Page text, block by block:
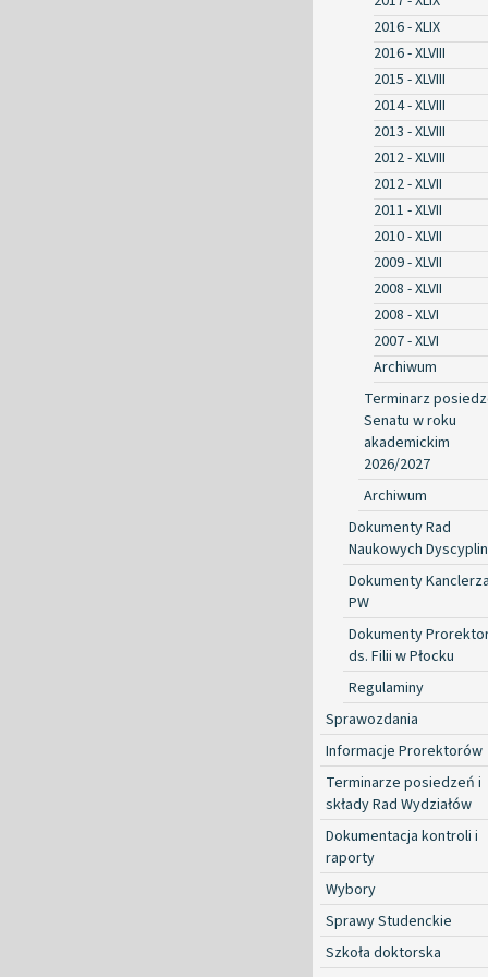
2016 - XLIX
2016 - XLVIII
2015 - XLVIII
2014 - XLVIII
2013 - XLVIII
2012 - XLVIII
2012 - XLVII
2011 - XLVII
2010 - XLVII
2009 - XLVII
2008 - XLVII
2008 - XLVI
2007 - XLVI
Archiwum
Terminarz
Senatu w roku
akademickim
2026/2027
Archiwum
Dokumenty Rad
Naukowych Dyscyplin
Dokumenty
PW
Dokumenty
ds. Filii w Płocku
Regulaminy
Sprawozdania
Informacje Prorektorów
Terminarze posiedzeń i
składy Rad Wydziałów
Dokumentacja kontroli i
raporty
Wybory
Sprawy Studenckie
Szkoła doktorska